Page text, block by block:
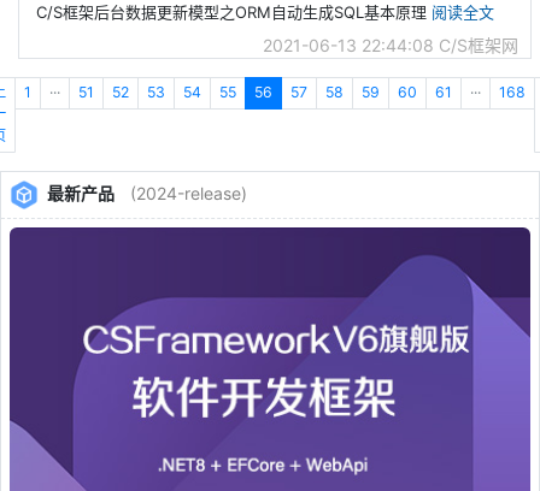
C/S框架后台数据更新模型之ORM自动生成SQL基本原理 阅读全文
2021-06-13 22:44:08 C/S框架网
1 ··· 51 52 53 54 55 56 57 58 59 60 61 ··· 168
最新产品 (2024-release)